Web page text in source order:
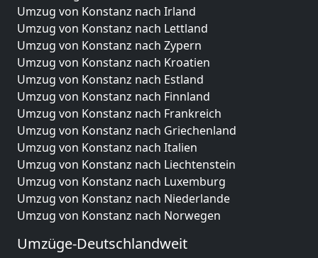
Umzug von Konstanz nach Irland
Umzug von Konstanz nach Lettland
Umzug von Konstanz nach Zypern
Umzug von Konstanz nach Kroatien
Umzug von Konstanz nach Estland
Umzug von Konstanz nach Finnland
Umzug von Konstanz nach Frankreich
Umzug von Konstanz nach Griechenland
Umzug von Konstanz nach Italien
Umzug von Konstanz nach Liechtenstein
Umzug von Konstanz nach Luxemburg
Umzug von Konstanz nach Niederlande
Umzug von Konstanz nach Norwegen
Umzüge-Deutschlandweit